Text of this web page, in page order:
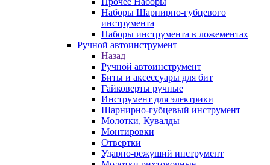
Наборы Шарнирно-губцевого
инструмента
Наборы инструмента в ложементах
Ручной автоинструмент
Назад
Ручной автоинструмент
Биты и аксессуары для бит
Гайковерты ручные
Инструмент для электрики
Шарнирно-губцевый инструмент
Молотки, Кувалды
Монтировки
Отвертки
Ударно-режуший инструмент